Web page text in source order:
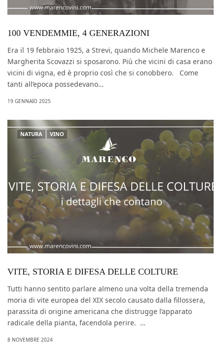
100 VENDEMMIE, 4 GENERAZIONI
Era il 19 febbraio 1925, a Strevi, quando Michele Marenco e
Margherita Scovazzi si sposarono. Più che vicini di casa erano
vicini di vigna, ed è proprio così che si conobbero. Come
tanti all’epoca possedevano…
19 GENNAIO 2025
NATURA VINO
VITE, STORIA E DIFESA DELLE COLTURE
Tutti hanno sentito parlare almeno una volta della tremenda
moria di vite europea del XIX secolo causato dalla fillossera,
parassita di origine americana che distrugge l’apparato
radicale della pianta, facendola perire. …
8 NOVEMBRE 2024